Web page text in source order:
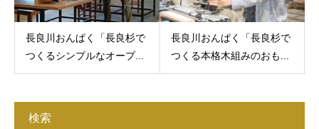
長良川おんぱく「長良杉で
つくるシンプルなオープ...
長良川おんぱく「長良杉で
つくる本格木組みのおも...
検索